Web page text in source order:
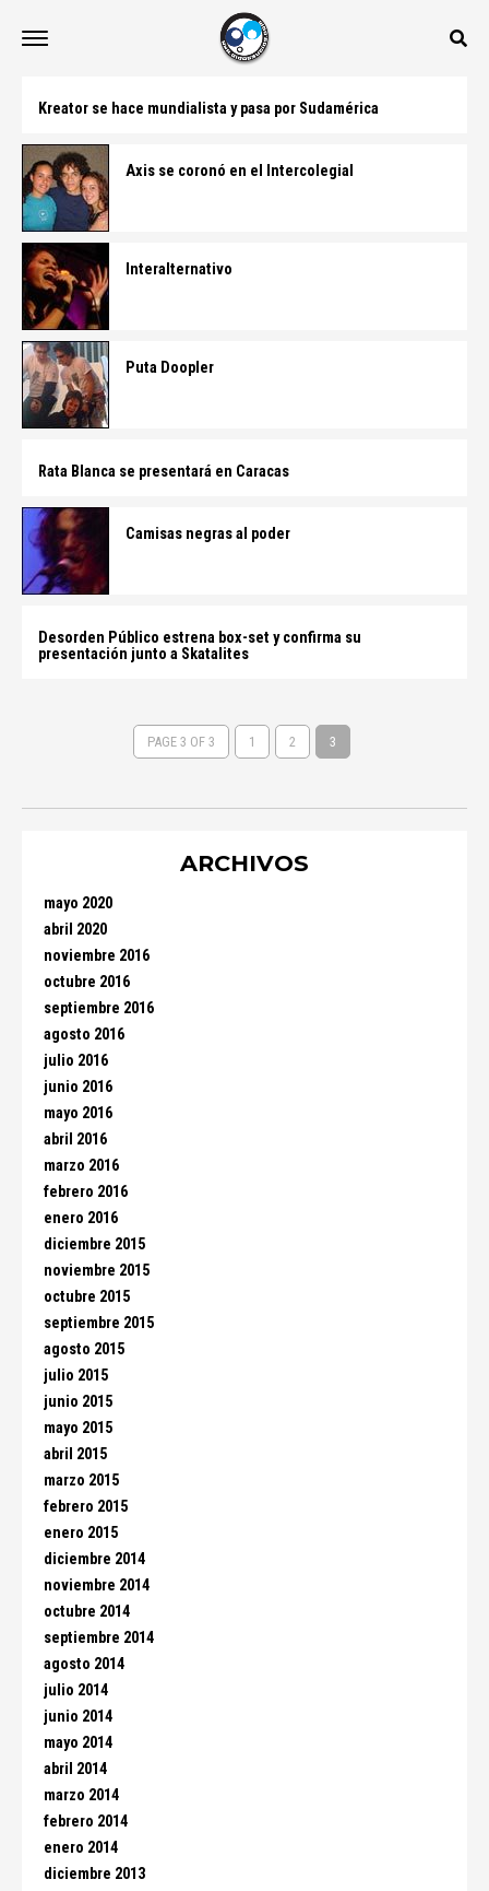
Kreator se hace mundialista y pasa por Sudamérica
Axis se coronó en el Intercolegial
Interalternativo
Puta Doopler
Rata Blanca se presentará en Caracas
Camisas negras al poder
Desorden Público estrena box-set y confirma su
presentación junto a Skatalites
PAGE 3 OF 3 1 2 3
ARCHIVOS
mayo 2020
abril 2020
noviembre 2016
octubre 2016
septiembre 2016
agosto 2016
julio 2016
junio 2016
mayo 2016
abril 2016
marzo 2016
febrero 2016
enero 2016
diciembre 2015
noviembre 2015
octubre 2015
septiembre 2015
agosto 2015
julio 2015
junio 2015
mayo 2015
abril 2015
marzo 2015
febrero 2015
enero 2015
diciembre 2014
noviembre 2014
octubre 2014
septiembre 2014
agosto 2014
julio 2014
junio 2014
mayo 2014
abril 2014
marzo 2014
febrero 2014
enero 2014
diciembre 2013